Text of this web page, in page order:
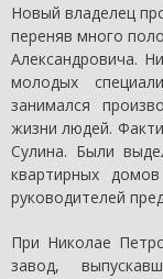
Новый владелец
переняв много
Александровича.
молодых
занимался
жизни людей.
Сулина. Были
квартирных
руководителей
При Николае
завод,